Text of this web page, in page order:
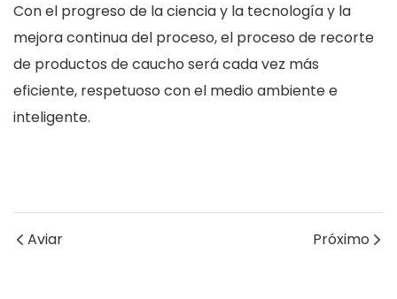
Con el progreso de la ciencia y la tecnología y la
mejora continua del proceso, el proceso de recorte
de productos de caucho será cada vez más
eficiente, respetuoso con el medio ambiente e
inteligente.
Aviar Próximo